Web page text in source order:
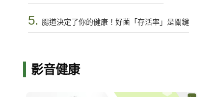
5. 腸道決定了你的健康！好菌「存活率」是關鍵
影音健康